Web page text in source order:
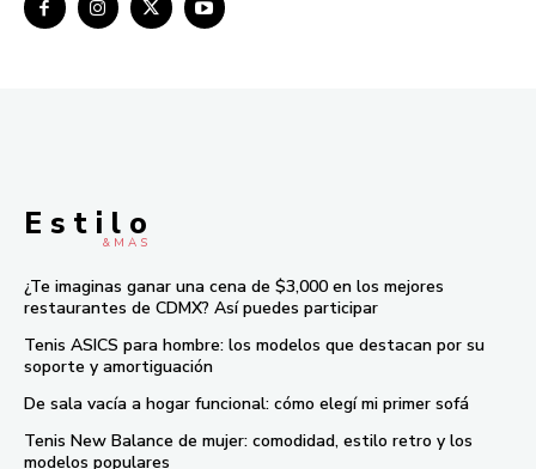
E s t i l o
& M À S
¿Te imaginas ganar una cena de $3,000 en los mejores
restaurantes de CDMX? Así puedes participar
Tenis ASICS para hombre: los modelos que destacan por su
soporte y amortiguación
De sala vacía a hogar funcional: cómo elegí mi primer sofá
Tenis New Balance de mujer: comodidad, estilo retro y los
modelos populares